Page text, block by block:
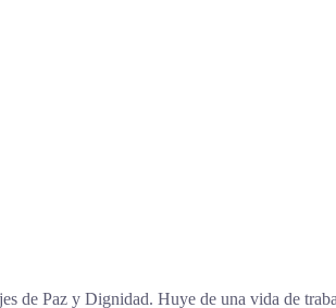
de Paz y Dignidad. Huye de una vida de